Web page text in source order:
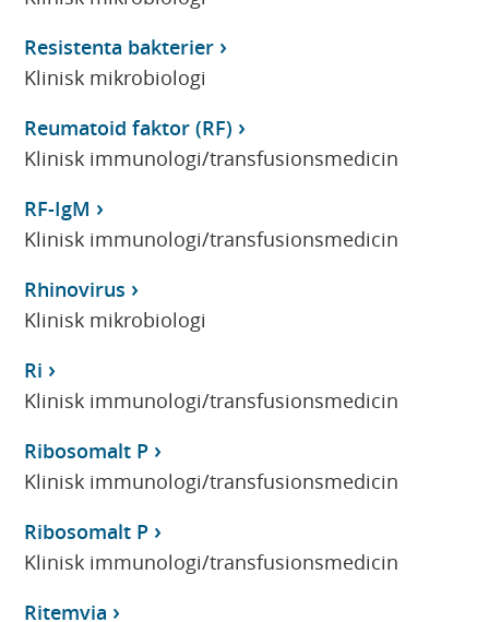
Resistenta bakterier
Klinisk mikrobiologi
Reumatoid faktor (RF)
Klinisk immunologi/transfusionsmedicin
RF-IgM
Klinisk immunologi/transfusionsmedicin
Rhinovirus
Klinisk mikrobiologi
Ri
Klinisk immunologi/transfusionsmedicin
Ribosomalt P
Klinisk immunologi/transfusionsmedicin
Ribosomalt P
Klinisk immunologi/transfusionsmedicin
Ritemvia